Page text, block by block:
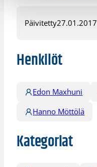
Päivitetty27.01.2017
Henkilöt
Edon Maxhuni
Hanno Möttölä
Kategoriat